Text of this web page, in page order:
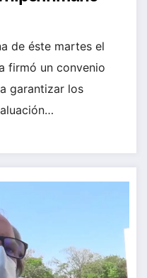
de éste martes el
firmó un convenio
garantizar los